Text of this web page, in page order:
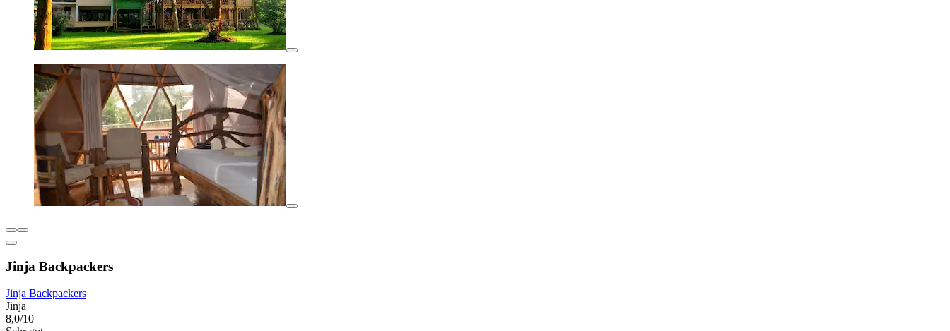
Jinja Backpackers
Jinja Backpackers
Jinja
8,0/10